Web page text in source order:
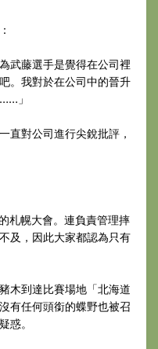
藤選手是覺得在公司裡
。我對於在公司中的晉升
」
對公司進行尖銳批評，
幌大會。連負責管理摔
及，因此大家都認為只有
到達比賽場地「北海道
有任何頭銜的蝶野也被召
惑。